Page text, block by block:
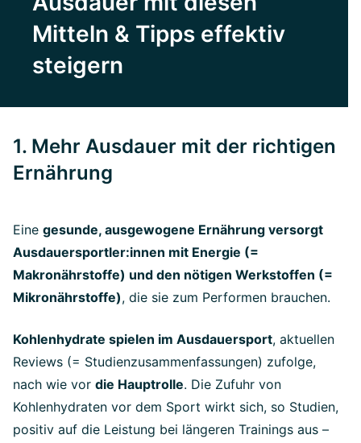
Mitteln & Tipps effektiv
steigern
1. Mehr Ausdauer mit der richtigen
Ernährung
Eine gesunde, ausgewogene Ernährung versorgt
Ausdauersportler:innen mit Energie (=
Makronährstoffe) und den nötigen Werkstoffen (=
Mikronährstoffe), die sie zum Performen brauchen.
Kohlenhydrate spielen im Ausdauersport, aktuellen
Reviews (= Studienzusammenfassungen) zufolge,
nach wie vor die Hauptrolle. Die Zufuhr von
Kohlenhydraten vor dem Sport wirkt sich, so Studien,
positiv auf die Leistung bei längeren Trainings aus –